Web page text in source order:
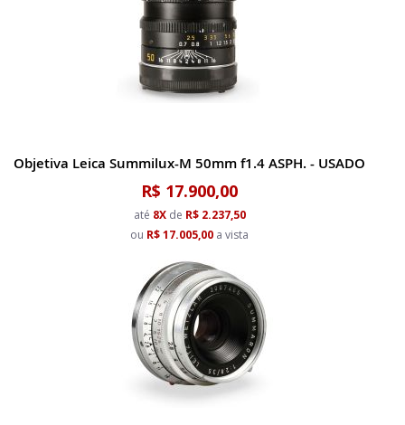
Objetiva Leica Summilux-M 50mm f1.4 ASPH. - USADO
R$ 17.900,00
até 8Xde R$ 2.237,50
ou R$ 17.005,00 a vista